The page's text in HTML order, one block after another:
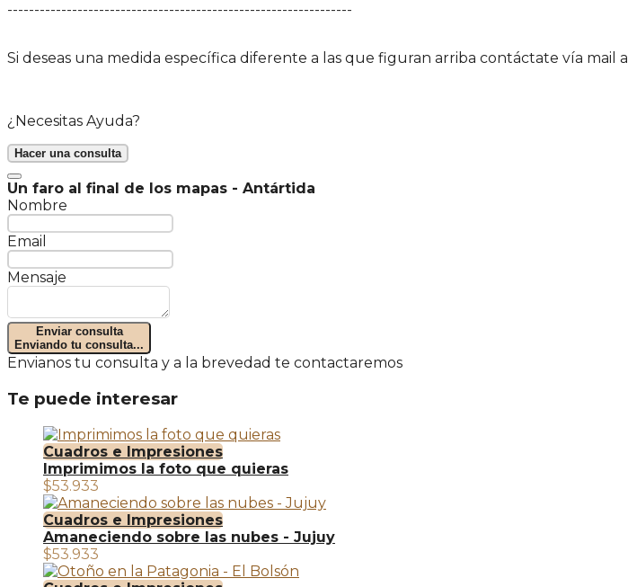
----------------------------------------------------------------
Si deseas una medida específica diferente a las que figuran arriba contáctate vía mail a
¿Necesitas Ayuda?
Hacer una consulta
Un faro al final de los mapas - Antártida
Nombre
Email
Mensaje
Enviar consulta
Enviando tu consulta...
Envianos tu consulta y a la brevedad te contactaremos
Te puede interesar
Cuadros e Impresiones
Imprimimos la foto que quieras
$53.933
Cuadros e Impresiones
Amaneciendo sobre las nubes - Jujuy
$53.933